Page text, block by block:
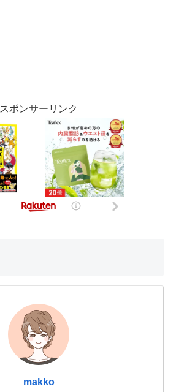
スポンサーリンク
makko